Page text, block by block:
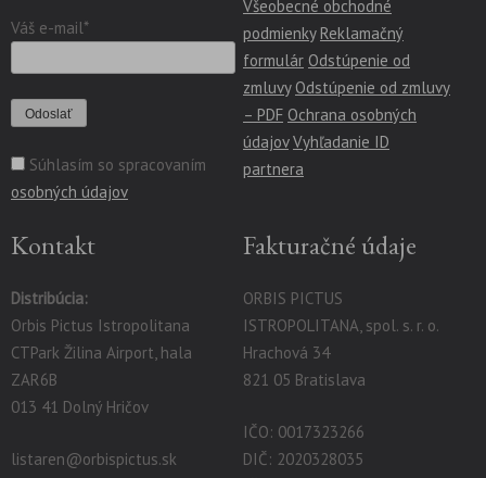
Váš e-mail*
Súhlasím so spracovaním
osobných údajov
Všeobecné obchodné
podmienky Reklamačný
formulár Odstúpenie od
zmluvy Odstúpenie od zmluvy
– PDF Ochrana osobných
údajov Vyhľadanie ID
partnera
Kontakt
Distribúcia:
Orbis Pictus Istropolitana
CTPark Žilina Airport, hala
ZAR6B
013 41 Dolný Hričov
listaren@orbispictus.sk
Fakturačné údaje
ORBIS PICTUS
ISTROPOLITANA, spol. s. r. o.
Hrachová 34
821 05 Bratislava
IČO: 0017323266
DIČ: 2020328035